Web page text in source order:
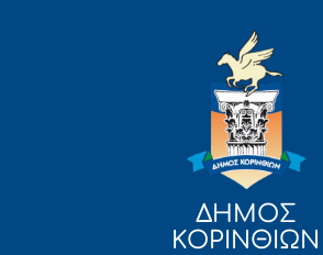
ΔΗΜΟΣ
ΚΟΡΙΝΘΙΩΝ